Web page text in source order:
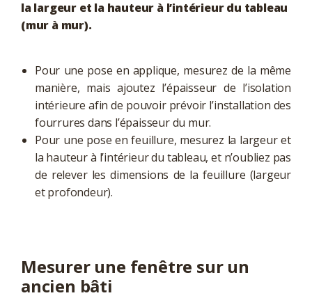
la largeur et la hauteur à l’intérieur du tableau
(mur à mur).
Pour une pose en applique, mesurez de la même
manière, mais ajoutez l’épaisseur de l’isolation
intérieure afin de pouvoir prévoir l’installation des
fourrures dans l’épaisseur du mur.
Pour une pose en feuillure, mesurez la largeur et
la hauteur à l’intérieur du tableau, et n’oubliez pas
de relever les dimensions de la feuillure (largeur
et profondeur).
Mesurer une fenêtre sur un
ancien bâti